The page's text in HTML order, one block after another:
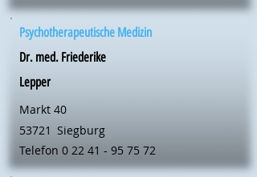
Psychotherapeutische Medizin
Dr. med. Friederike
Lepper
Markt 40
53721 Siegburg
Telefon 0 22 41 - 95 75 72